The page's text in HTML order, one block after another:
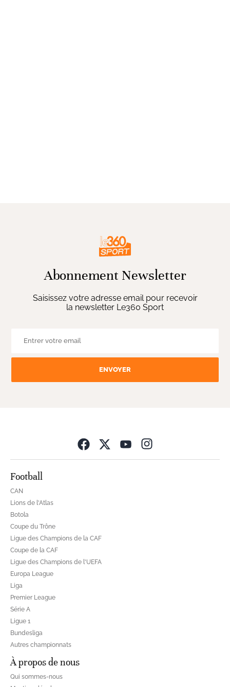
Abonnement Newsletter
Saisissez votre adresse email pour recevoir
la newsletter Le360 Sport
ENVOYER
Football
CAN
Lions de l'Atlas
Botola
Coupe du Trône
Ligue des Champions de la CAF
Coupe de la CAF
Ligue des Champions de l'UEFA
Europa League
Liga
Premier League
Série A
Ligue 1
Bundesliga
Autres championnats
À propos de nous
Qui sommes-nous